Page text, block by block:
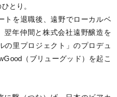
とり。
トを退職後、遠野でローカルベ
翌年仲間と株式会社遠野醸造を
の里プロジェクト」のプロデュ
（ブリューグッド）を起こ